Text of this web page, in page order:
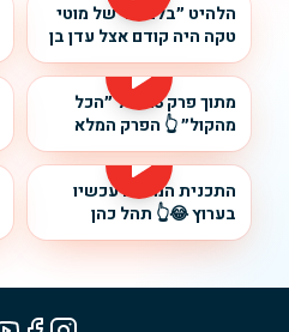
הלהיט ״בלבלה״של מוטי
טקה היה קודם אצל עדן בן
זקן, שרית חדד וליאור
נרקיס 👆 הפרק המלא
בערוץ #פודקאסטמתוך פרק 28 של ״הכל
מהקול״ 👆 הפרק המלא
בערוץ
התכנית המלאה עכשיו
בערוץ 😂👆 תהל כהן
מארחת את עדי אנג׳ל